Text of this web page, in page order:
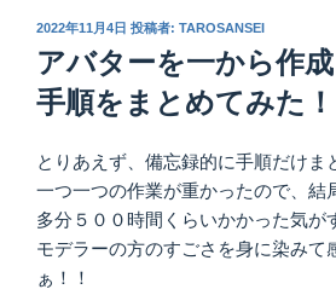
投
稿
日:
2022年11月4日 投稿者: TAROSANSEI
アバターを一から作
手順をまとめてみた！
とりあえず、備忘録的に手順だけま
一つ一つの作業が重かったので、結
多分５００時間くらいかかった気が
モデラーの方のすごさを身に染みて
ぁ！！